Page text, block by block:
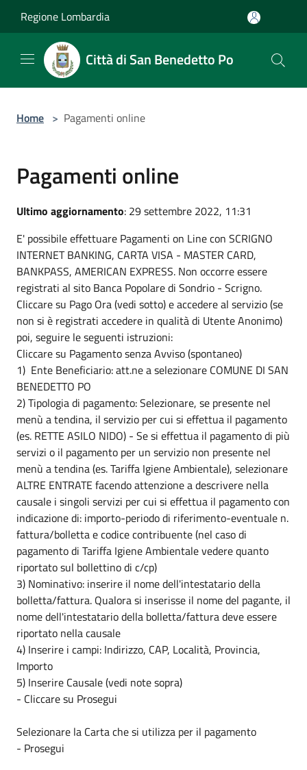
Regione Lombardia
Città di San Benedetto Po
Home > Pagamenti online
Pagamenti online
Ultimo aggiornamento: 29 settembre 2022, 11:31
E' possibile effettuare Pagamenti on Line con SCRIGNO
INTERNET BANKING, CARTA VISA - MASTER CARD,
BANKPASS, AMERICAN EXPRESS. Non occorre essere
registrati al sito Banca Popolare di Sondrio - Scrigno.
Cliccare su Pago Ora (vedi sotto) e accedere al servizio (se
non si è registrati accedere in qualità di Utente Anonimo)
poi, seguire le seguenti istruzioni:
Cliccare su Pagamento senza Avviso (spontaneo)
1) Ente Beneficiario: att.ne a selezionare COMUNE DI SAN
BENEDETTO PO
2) Tipologia di pagamento: Selezionare, se presente nel
menù a tendina, il servizio per cui si effettua il pagamento
(es. RETTE ASILO NIDO) - Se si effettua il pagamento di più
servizi o il pagamento per un servizio non presente nel
menù a tendina (es. Tariffa Igiene Ambientale), selezionare
ALTRE ENTRATE facendo attenzione a descrivere nella
causale i singoli servizi per cui si effettua il pagamento con
indicazione di: importo-periodo di riferimento-eventuale n.
fattura/bolletta e codice contribuente (nel caso di
pagamento di Tariffa Igiene Ambientale vedere quanto
riportato sul bollettino di c/cp)
3) Nominativo: inserire il nome dell'intestatario della
bolletta/fattura. Qualora si inserisse il nome del pagante, il
nome dell'intestatario della bolletta/fattura deve essere
riportato nella causale
4) Inserire i campi: Indirizzo, CAP, Località, Provincia,
Importo
5) Inserire Causale (vedi note sopra)
- Cliccare su Prosegui
Selezionare la Carta che si utilizza per il pagamento
- Prosegui